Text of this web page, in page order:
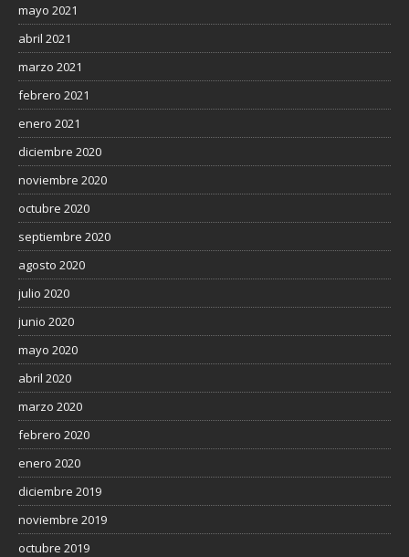
mayo 2021
abril 2021
marzo 2021
febrero 2021
enero 2021
diciembre 2020
noviembre 2020
octubre 2020
septiembre 2020
agosto 2020
julio 2020
junio 2020
mayo 2020
abril 2020
marzo 2020
febrero 2020
enero 2020
diciembre 2019
noviembre 2019
octubre 2019